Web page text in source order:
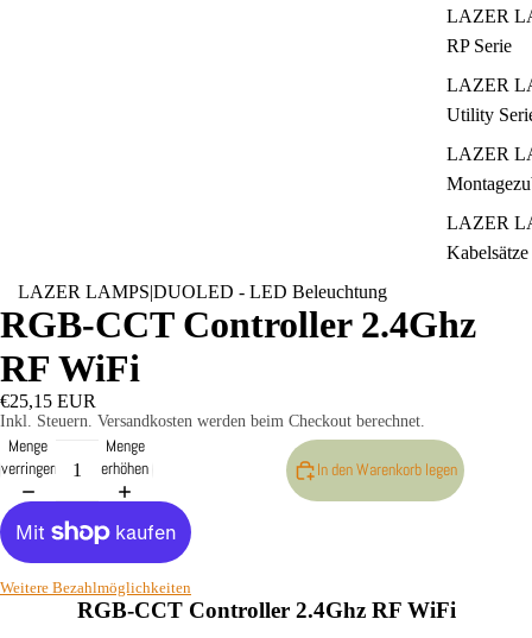
LAZER
RP Serie
LAZER
Utility
LAZER
LAZER
Kabelsätze
Zubehör -
LAZER LAMPS|DUOLED - LED Beleuchtung
RGB-CCT Controller 2.4Ghz
RF WiFi
€25,15 EUR
Inkl. Steuern. Versandkosten werden beim Checkout berechnet.
Menge
verringern
Menge
erhöhen
In den Warenkorb legen
Weitere Bezahlmöglichkeiten
RGB-CCT Controller 2.4Ghz RF WiFi